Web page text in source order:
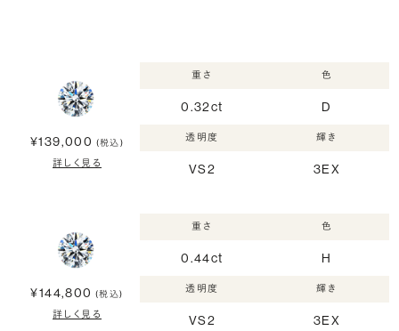
¥139,000 (税込)
詳しく見る
重さ
0.32ct
色
D
透明度
VS2
輝き
3EX
¥144,800 (税込)
詳しく見る
重さ
0.44ct
色
H
透明度
VS2
輝き
3EX